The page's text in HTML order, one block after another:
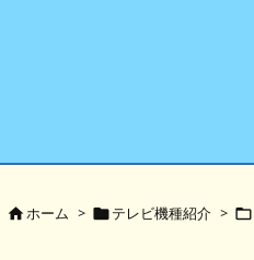
ホーム > テレビ機種紹介 > 